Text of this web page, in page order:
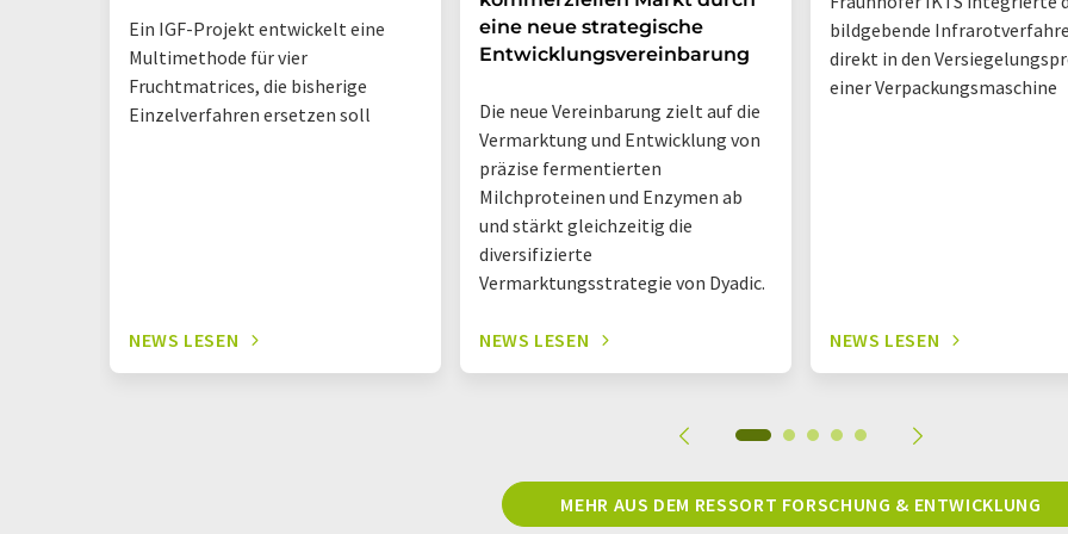
Ein IGF-Projekt entwickelt eine
Multimethode für vier
Fruchtmatrices, die bisherige
Einzelverfahren ersetzen soll
NEWS LESEN
eine neue strategische
Entwicklungsvereinbarung
Die neue Vereinbarung zielt auf die
Vermarktung und Entwicklung von
präzise fermentierten
Milchproteinen und Enzymen ab
und stärkt gleichzeitig die
diversifizierte
Vermarktungsstrategie von Dyadic.
NEWS LESEN
bildgebende
direkt in den
einer Verpackungsmaschine
NEWS LESEN
MEHR AUS DEM RESSORT FORSCHUNG & ENTWICKLUNG